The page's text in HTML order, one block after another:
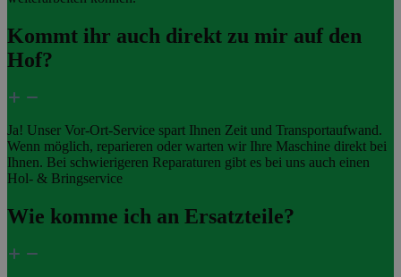
Kommt ihr auch direkt zu mir auf den
Hof?
Ja! Unser Vor-Ort-Service spart Ihnen Zeit und Transportaufwand.
Wenn möglich, reparieren oder warten wir Ihre Maschine direkt bei
Ihnen. Bei schwierigeren Reparaturen gibt es bei uns auch einen
Hol- & Bringservice
Wie komme ich an Ersatzteile?